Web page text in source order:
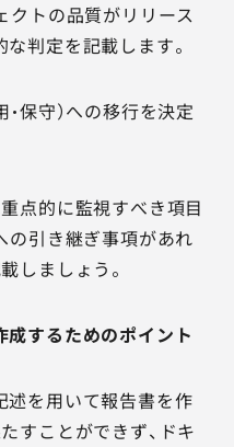
クトの品質がリリース
判定を記載します。
保守）への移行を決定
点的に監視すべき項目
の引き継ぎ事項があれ
しましょう。
するためのポイント
述を用いて報告書を作
すことができず、ドキ